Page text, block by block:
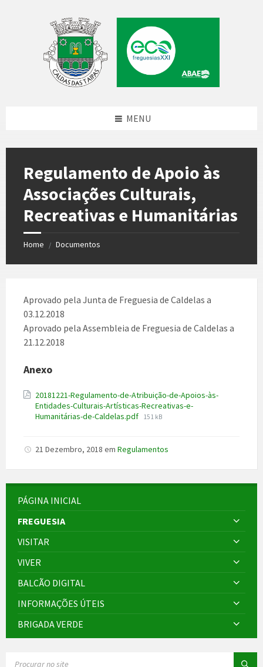
MENU
Regulamento de Apoio às
Associações Culturais,
Recreativas e Humanitárias
Home / Documentos
Aprovado pela Junta de Freguesia de Caldelas a
03.12.2018
Aprovado pela Assembleia de Freguesia de Caldelas a
21.12.2018
Anexo
20181221-Regulamento-de-Atribuição-de-Apoios-às-
Entidades-Culturais-Artísticas-Recreativas-e-
Humanitárias-de-Caldelas.pdf File
151 kB
21 Dezembro, 2018 em Regulamentos
PÁGINA INICIAL
FREGUESIA
VISITAR
VIVER
BALCÃO DIGITAL
INFORMAÇÕES ÚTEIS
BRIGADA VERDE